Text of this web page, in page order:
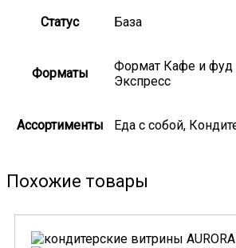
Статус База
Форматы
Формат Кафе и фуд
Экспресс
Ассортименты Еда с собой,
Похожие товары